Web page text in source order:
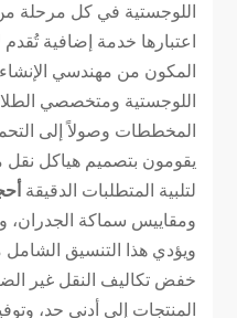
اللوجستية في كل مرحلة
اعتبارها خدمة إضافية تُقدم
المكون من مهندسي
اللوجستية ومتخصصي
المخططات وصولاً إلى
يقومون بتصميم هياكل
لتلبية المتطلبات الدقيقة
ومقاييس سماكة الجدران،
ويؤدي هذا التنسيق الشامل
خفض تكاليف النقل غير
المنتجات إلى أدنى حد،